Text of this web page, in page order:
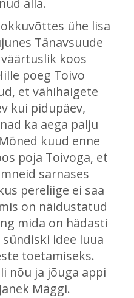
alla.
ühe lisa
Tänavsuude
koos
poeg Toivo
et vähihaigete
kui pidupäev,
ka aega palju
kuud enne
poja Toivoga, et
sarnases
pereliige ei saa
on näidustatud
mida on hädasti
idee luua
toetamiseks.
nõu ja jõuga appi
Mäggi.